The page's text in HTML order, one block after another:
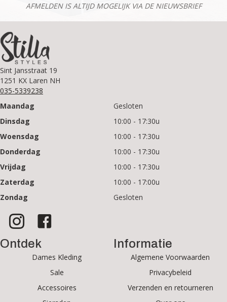
AFMELDEN IS ALTIJD MOGELIJK VIA DE NIEUWSBRIEF
Sint Jansstraat 19
1251 KX Laren NH
035-5339238
Maandag
Gesloten
Dinsdag
10:00 - 17:30u
Woensdag
10:00 - 17:30u
Donderdag
10:00 - 17:30u
Vrijdag
10:00 - 17:30u
Zaterdag
10:00 - 17:00u
Zondag
Gesloten
Ontdek
Dames Kleding
Sale
Accessoires
Informatie
Algemene Voorwaarden
Privacybeleid
Verzenden en retourneren